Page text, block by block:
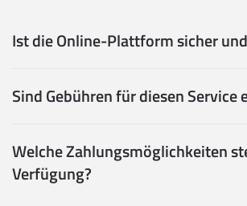
Ist die Online-Plattform sicher
Sind Gebühren für diesen Service
Welche Zahlungsmöglichkeiten
Verfügung?